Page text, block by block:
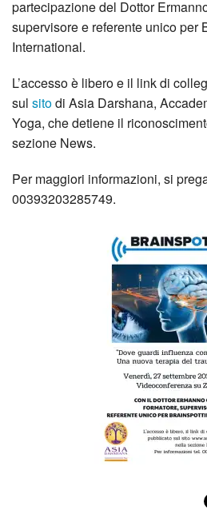
partecipazione del Dottor
supervisore e referente unico per
International.
L’accesso è libero e il link di
sul sitodi Asia Darshana,
Yoga, che detiene il
sezione News.
Per maggiori informazioni, si
00393203285749.